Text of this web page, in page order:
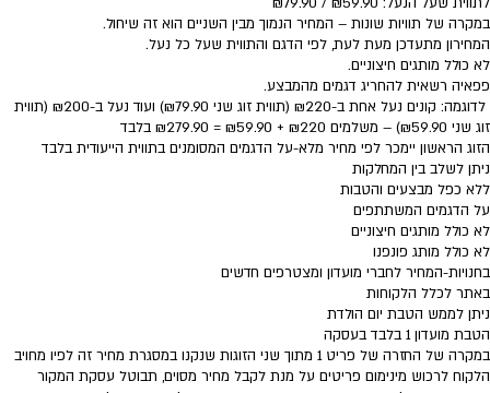
במקרה של תוויות שונות – המחיר הנמוך מבין השניים הוא זה שיחול.
המחירון מתעדכן מעת לעת, לפי הדגם והתווית שעל כל נעל.
לא כולל מותגים חיצוניים.
פפאיה רשאית להחריג דגמים מהמבצע.
לדוגמה: קונים נעל אחת ב-₪220 (תווית זוג שני ₪79.90) ועוד נעל ב-₪200 (תווית
זוג שני ₪59.90) – משלמים ₪220 + ₪59.90 = ₪279.90 בלבד
הזוג הראשון יימכר לפי מחיר מלא-על הדגמים המסומנים בתווית הייעודית בלבד
ניתן לשלב בין המחלקות
ללא כפל מבצעים והטבות
על הדגמים המשתתפים
לא כולל מותגים חיצוניים
לא כולל מותג פונפנו
בחנויות-המחיר לחברי מועדון ומצטרפים חדשים
באתר לכלל הלקוחות
ניתן לממש הטבת יום הולדת
הטבת מועדון 1 בלבד בעסקה
במקרה של החזרה של פריט 1 מתוך שני הזוגות שנקנו במסגרת מחיר זה לפיו מחויב
הלקוח לרכוש מינימום פריטים על מנת לקבל מחיר מסוים, תבוטל עסקת המקור